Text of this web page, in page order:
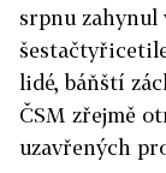
srpnu zahynul
lidé, báňští
ČSM zřejmě
uzavřených